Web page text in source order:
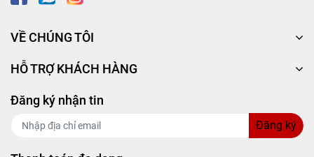
VỀ CHÚNG TÔI
HỖ TRỢ KHÁCH HÀNG
Đăng ký nhận tin
Đăng ký